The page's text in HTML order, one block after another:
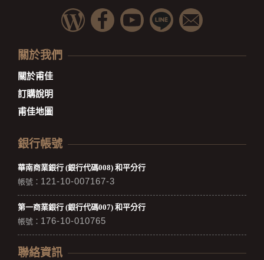
關於我們
關於甫佳
訂購說明
甫佳地圖
銀行帳號
華南商業銀行 (銀行代碼008) 和平分行
帳號： 121-10-007167-3
第一商業銀行 (銀行代碼007) 和平分行
帳號： 176-10-010765
聯絡資訊